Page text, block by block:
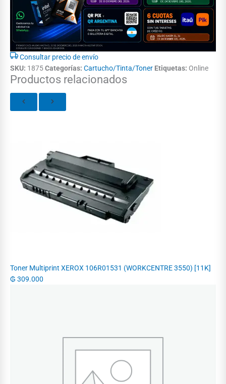
Consultar precio de envío
SKU: 1875Categorías: Cartucho/Tinta/Toner Etiquetas: Online
Productos relacionados
Toner Multiprint XEROX 106R01531 (WORKCENTRE 3550) [11K]
₲ 309.000